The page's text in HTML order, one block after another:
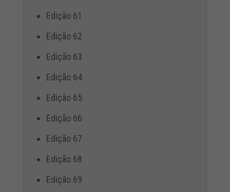
Edição 61
Edição 62
Edição 63
Edição 64
Edição 65
Edição 66
Edição 67
Edição 68
Edição 69